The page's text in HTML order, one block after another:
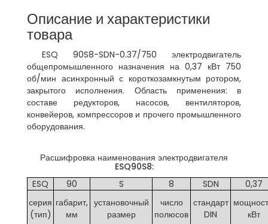
Описание и характеристики
товара
ESQ 90S8-SDN-0.37/750 электродвигатель
общепромышленного назначения на 0,37 кВт 750
об/мин асинхронный с короткозамкнутым ротором,
закрытого исполнения. Область применения: в
составе редукторов, насосов, вентиляторов,
конвейеров, компрессоров и прочего промышленного
оборудования.
Расшифровка наименования электродвигателя
ESQ90S8:
ESQ
90 S 8 SDN
0,37
серия
(тип)
габарит,
мм
установочный
размер
число
полюсов
стандарт
DIN
кВт